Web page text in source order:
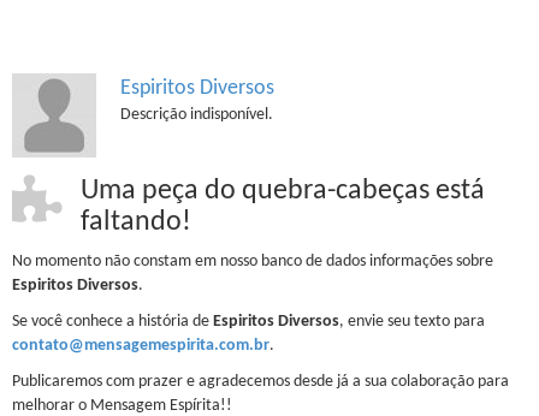
Espiritos Diversos
Descrição indisponível.
Uma peça do quebra-cabeças está
faltando!
No momento não constam em nosso banco de dados informações sobre
Espiritos Diversos.
Se você conhece a história de Espiritos Diversos, envie seu texto para
contato@mensagemespirita.com.br.
Publicaremos com prazer e agradecemos desde já a sua colaboração para
melhorar o Mensagem Espírita!!